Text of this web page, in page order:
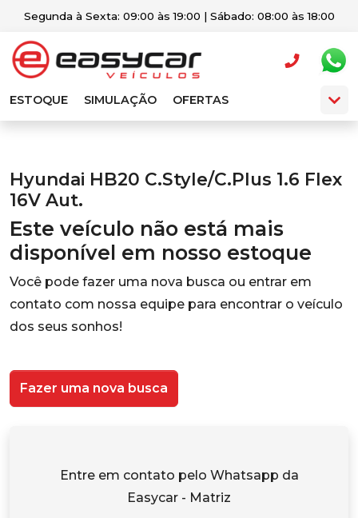
Segunda à Sexta: 09:00 às 19:00 | Sábado: 08:00 às 18:00
ESTOQUE SIMULAÇÃO OFERTAS
Hyundai HB20 C.Style/C.Plus 1.6 Flex
16V Aut.
Este veículo não está mais
disponível em nosso estoque
Você pode fazer uma nova busca ou entrar em
contato com nossa equipe para encontrar o veículo
dos seus sonhos!
Fazer uma nova busca
Entre em contato pelo Whatsapp da
Easycar - Matriz